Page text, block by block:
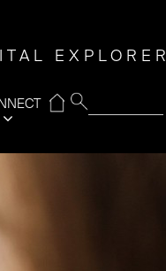
EXPLORER
⌂